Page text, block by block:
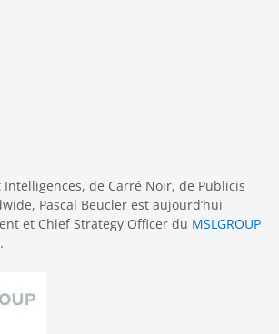
de Carré Noir, de Publicis
Pascal Beucler est aujourd’hui
et Chief Strategy Officer du MSLGROUP